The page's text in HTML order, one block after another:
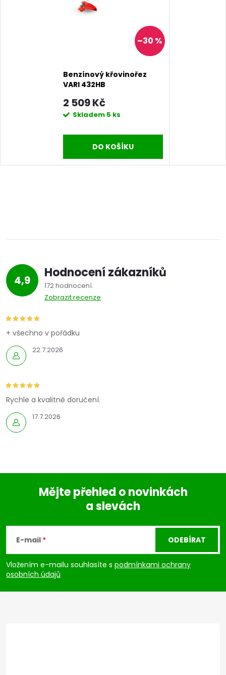
–30 %
Benzínový křovinořez
VARI 432HB
2 509 Kč
Skladem 5 ks
DO KOŠÍKU
4,9 Hodnocení zákazníků
172 hodnocení
Zobrazit recenze
22.7.2026
+ všechno v pořádku
17.7.2026
Rychle a kvalitně doručení.
p
a
Mějte přehled o novinkách
a slevách
E-mail
Vložením e-mailu souhlasíte s podmínkami ochrany
osobních údajů
ODEBÍRAT